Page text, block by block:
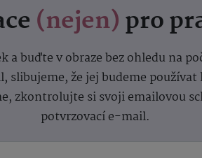
(nejen)pro
a buďte v obraze bez ohledu na
slibujeme, že jej budeme
zkontrolujte si svoji emailovou
potvrzovací e-mail.